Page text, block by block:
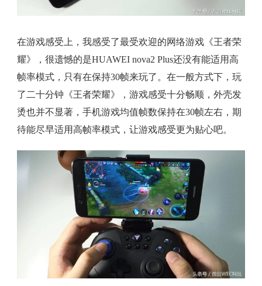
在游戏感受上，我感受了最受欢迎的网络游戏《王者荣
耀》，很遗憾的是HUAWEI nova2 Plus还没有能适用高
帧率模式，只有在保持30帧来玩了。在一般方式下，玩
了二十分钟《王者荣耀》，游戏感受十分畅顺，外壳发
烫也并不显著，手机游戏均值帧数保持在30帧左右，期
待能尽早适用高帧率模式，让游戏感受更为贴心吧。